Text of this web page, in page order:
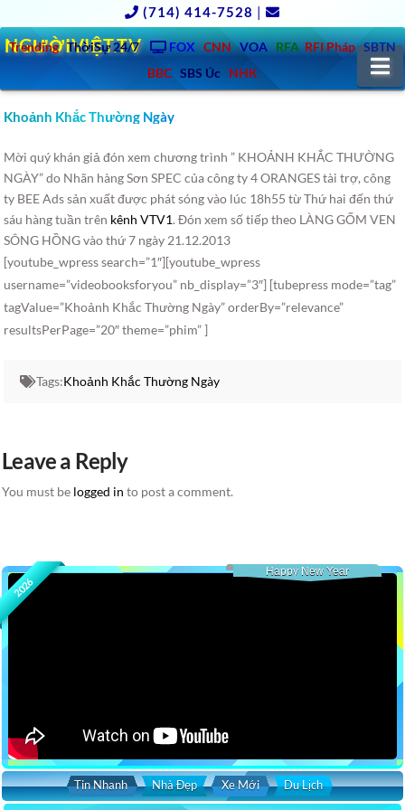
(714) 414-7528 |
Trending ThờiSự 24/7 FOX CNN VOA RFA RFI Pháp SBTN
BBC SBS Úc NHK
NGƯỜIVIỆT.TV
Khoảnh Khắc Thường Ngày
Mời quý khán giả đón xem chương trình ” KHOẢNH KHẮC THƯỜNG
NGÀY” do Nhãn hàng Sơn SPEC của công ty 4 ORANGES tài trợ, công
ty BEE Ads sản xuất được phát sóng vào lúc 18h55 từ Thứ hai đến thứ
sáu hàng tuần trên kênh VTV1. Đón xem số tiếp theo LÀNG GỐM VEN
SÔNG HỒNG vào thứ 7 ngày 21.12.2013
[youtube_wpress search=”1″][youtube_wpress
username=”videobooksforyou” nb_display=”3″] [tubepress mode=”tag”
tagValue=”Khoảnh Khắc Thường Ngày” orderBy=”relevance”
resultsPerPage=”20″ theme=”phim” ]
Tags:Khoảnh Khắc Thường Ngày
Leave a Reply
You must be logged in to post a comment.
2026
Happy New Year
Tin Nhanh Nhà Đẹp Xe Mới Du Lịch